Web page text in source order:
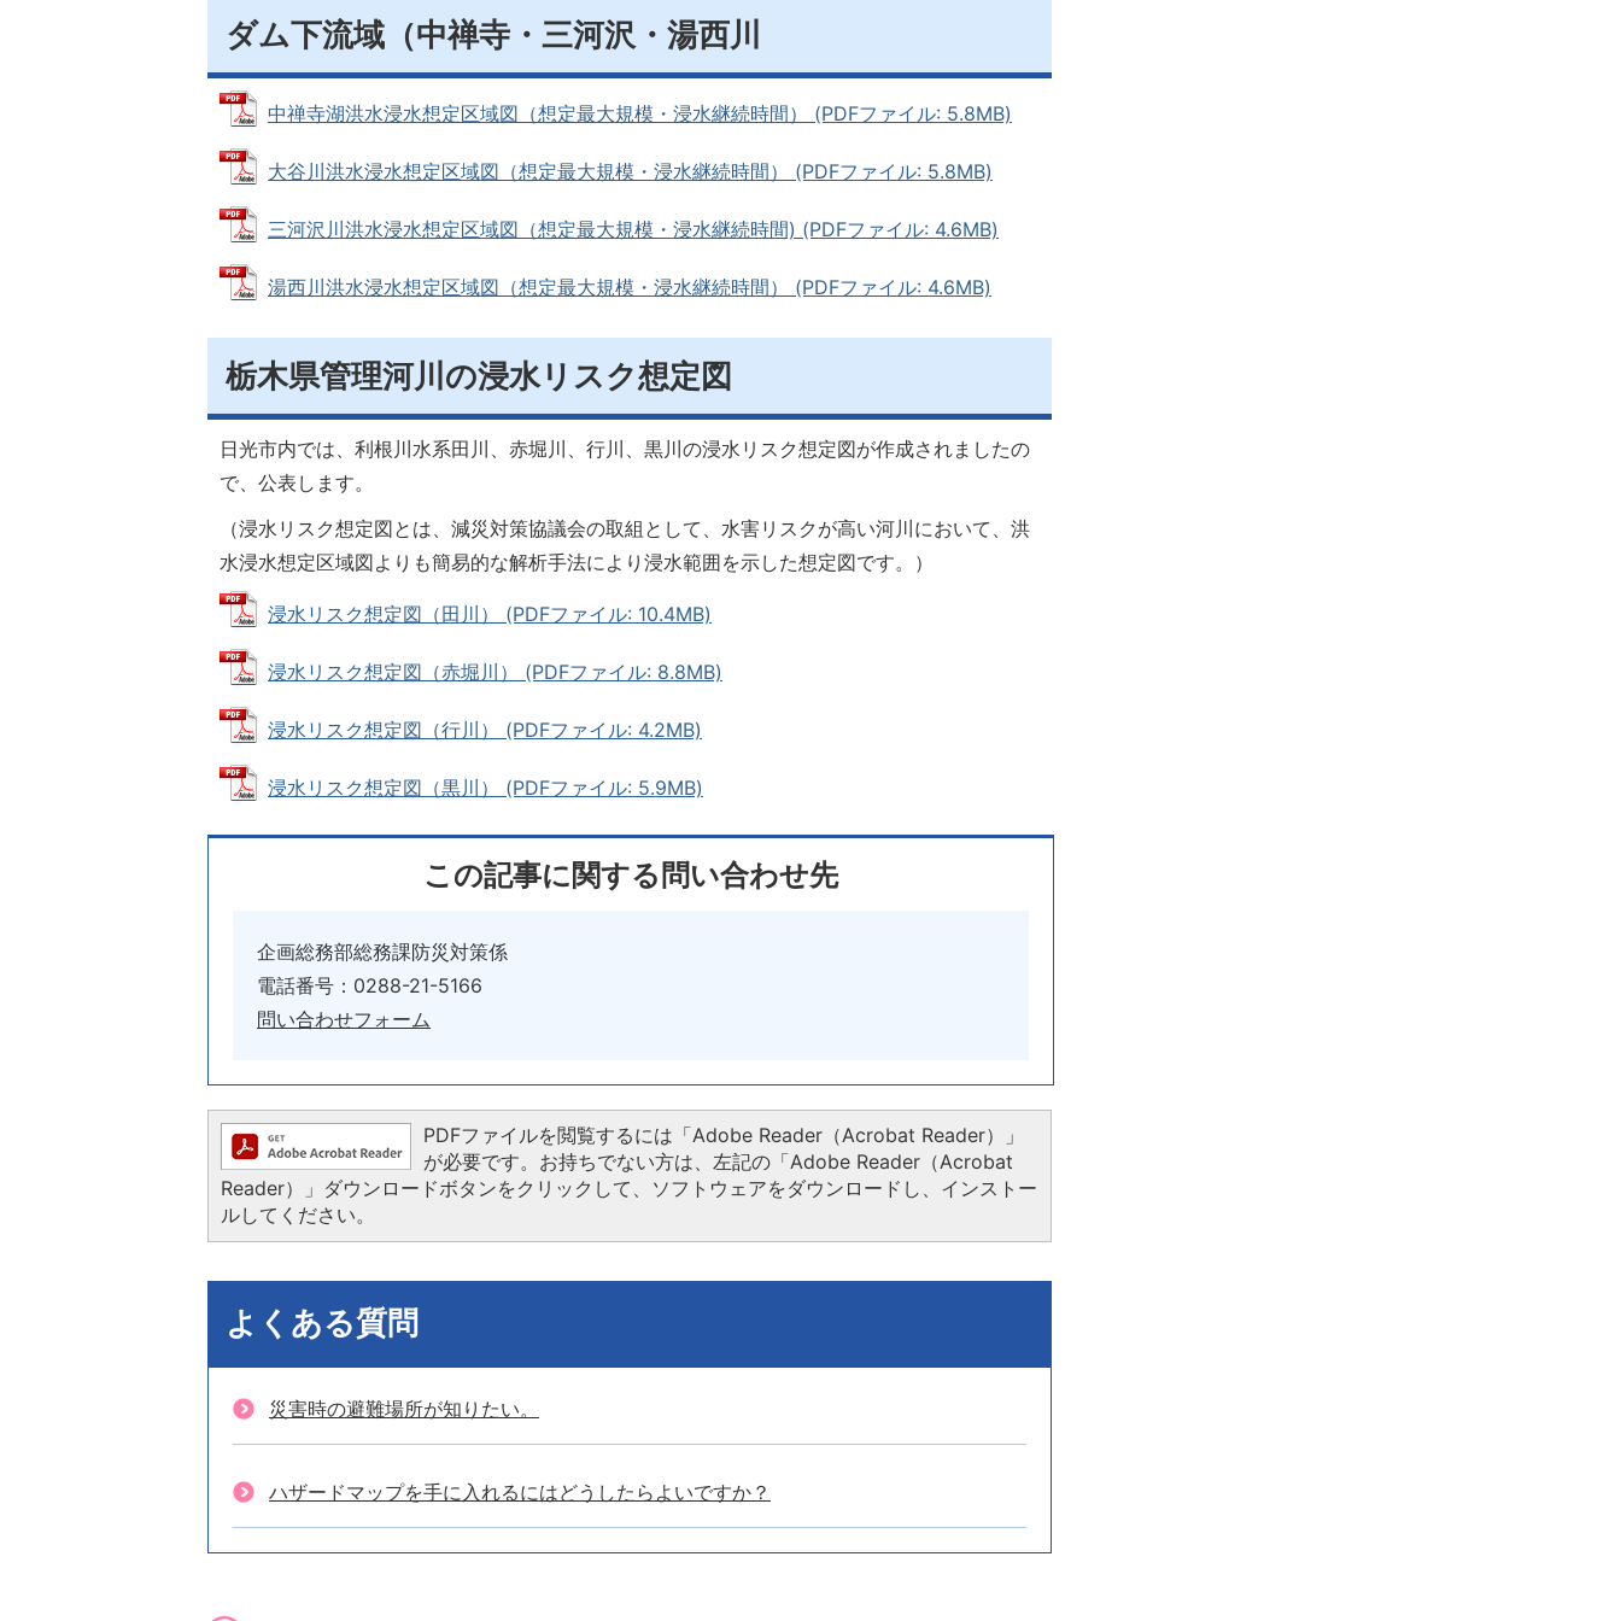
ダム下流域（中禅寺・三河沢・湯西川
中禅寺湖洪水浸水想定区域図（想定最大規模・浸水継続時間） (PDFファイル: 5.8MB)
大谷川洪水浸水想定区域図（想定最大規模・浸水継続時間） (PDFファイル: 5.8MB)
三河沢川洪水浸水想定区域図（想定最大規模・浸水継続時間) (PDFファイル: 4.6MB)
湯西川洪水浸水想定区域図（想定最大規模・浸水継続時間） (PDFファイル: 4.6MB)
栃木県管理河川の浸水リスク想定図
日光市内では、利根川水系田川、赤堀川、行川、黒川の浸水リスク想定図が作成されましたの
で、公表します。
（浸水リスク想定図とは、減災対策協議会の取組として、水害リスクが高い河川において、洪
水浸水想定区域図よりも簡易的な解析手法により浸水範囲を示した想定図です。）
浸水リスク想定図（田川） (PDFファイル: 10.4MB)
浸水リスク想定図（赤堀川） (PDFファイル: 8.8MB)
浸水リスク想定図（行川） (PDFファイル: 4.2MB)
浸水リスク想定図（黒川） (PDFファイル: 5.9MB)
この記事に関する問い合わせ先
企画総務部総務課防災対策係
電話番号：0288-21-5166
問い合わせフォーム
PDFファイルを閲覧するには「Adobe Reader（Acrobat Reader）」
が必要です。お持ちでない方は、左記の「Adobe Reader（Acrobat
Reader）」ダウンロードボタンをクリックして、ソフトウェアをダウンロードし、インストー
ルしてください。
よくある質問
災害時の避難場所が知りたい。
ハザードマップを手に入れるにはどうしたらよいですか？